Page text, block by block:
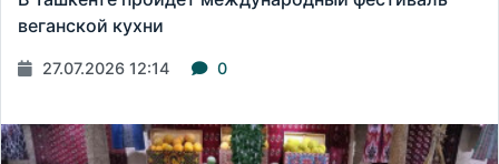
веганской кухни
27.07.2026 12:14 0